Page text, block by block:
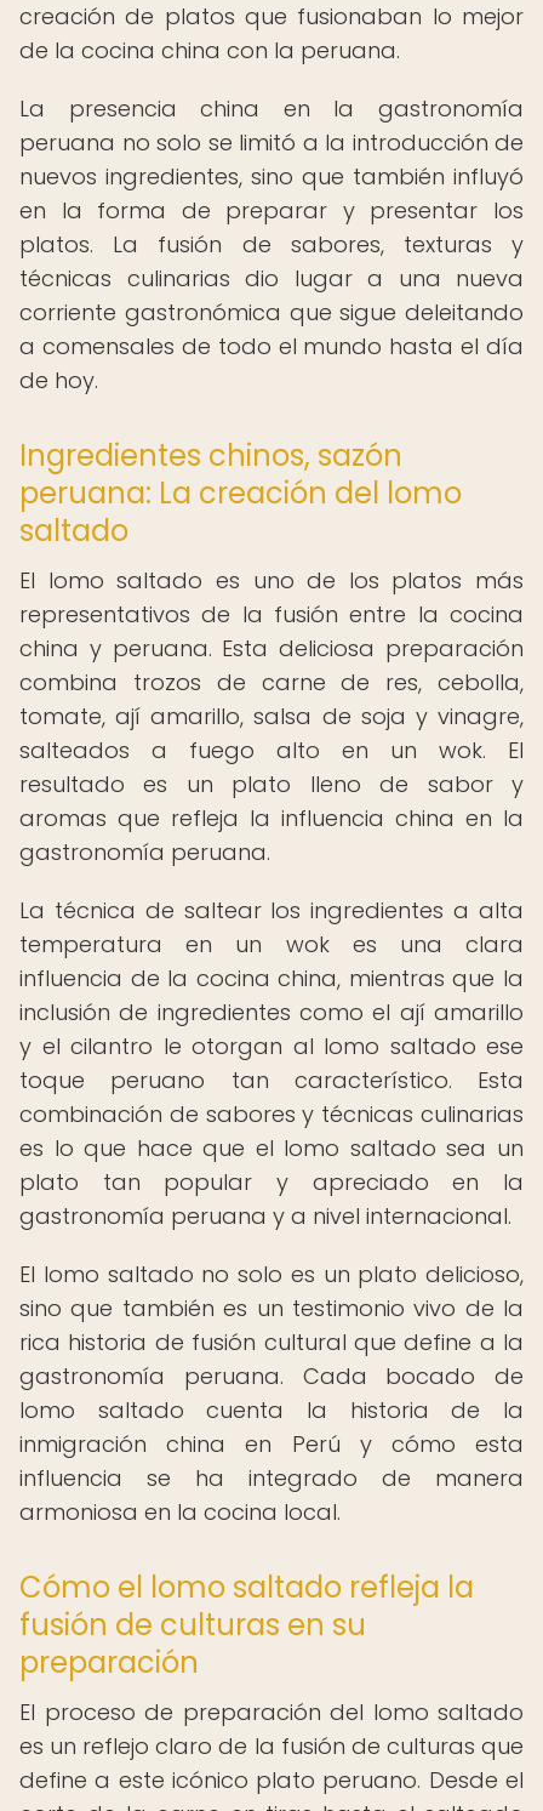
creación de platos que fusionaban lo mejor
de la cocina china con la peruana.
La presencia china en la gastronomía
peruana no solo se limitó a la introducción de
nuevos ingredientes, sino que también influyó
en la forma de preparar y presentar los
platos. La fusión de sabores, texturas y
técnicas culinarias dio lugar a una nueva
corriente gastronómica que sigue deleitando
a comensales de todo el mundo hasta el día
de hoy.
Ingredientes chinos, sazón
peruana: La creación del lomo
saltado
El lomo saltado es uno de los platos más
representativos de la fusión entre la cocina
china y peruana. Esta deliciosa preparación
combina trozos de carne de res, cebolla,
tomate, ají amarillo, salsa de soja y vinagre,
salteados a fuego alto en un wok. El
resultado es un plato lleno de sabor y
aromas que refleja la influencia china en la
gastronomía peruana.
La técnica de saltear los ingredientes a alta
temperatura en un wok es una clara
influencia de la cocina china, mientras que la
inclusión de ingredientes como el ají amarillo
y el cilantro le otorgan al lomo saltado ese
toque peruano tan característico. Esta
combinación de sabores y técnicas culinarias
es lo que hace que el lomo saltado sea un
plato tan popular y apreciado en la
gastronomía peruana y a nivel internacional.
El lomo saltado no solo es un plato delicioso,
sino que también es un testimonio vivo de la
rica historia de fusión cultural que define a la
gastronomía peruana. Cada bocado de
lomo saltado cuenta la historia de la
inmigración china en Perú y cómo esta
influencia se ha integrado de manera
armoniosa en la cocina local.
Cómo el lomo saltado refleja la
fusión de culturas en su
preparación
El proceso de preparación del lomo saltado
es un reflejo claro de la fusión de culturas que
define a este icónico plato peruano. Desde el